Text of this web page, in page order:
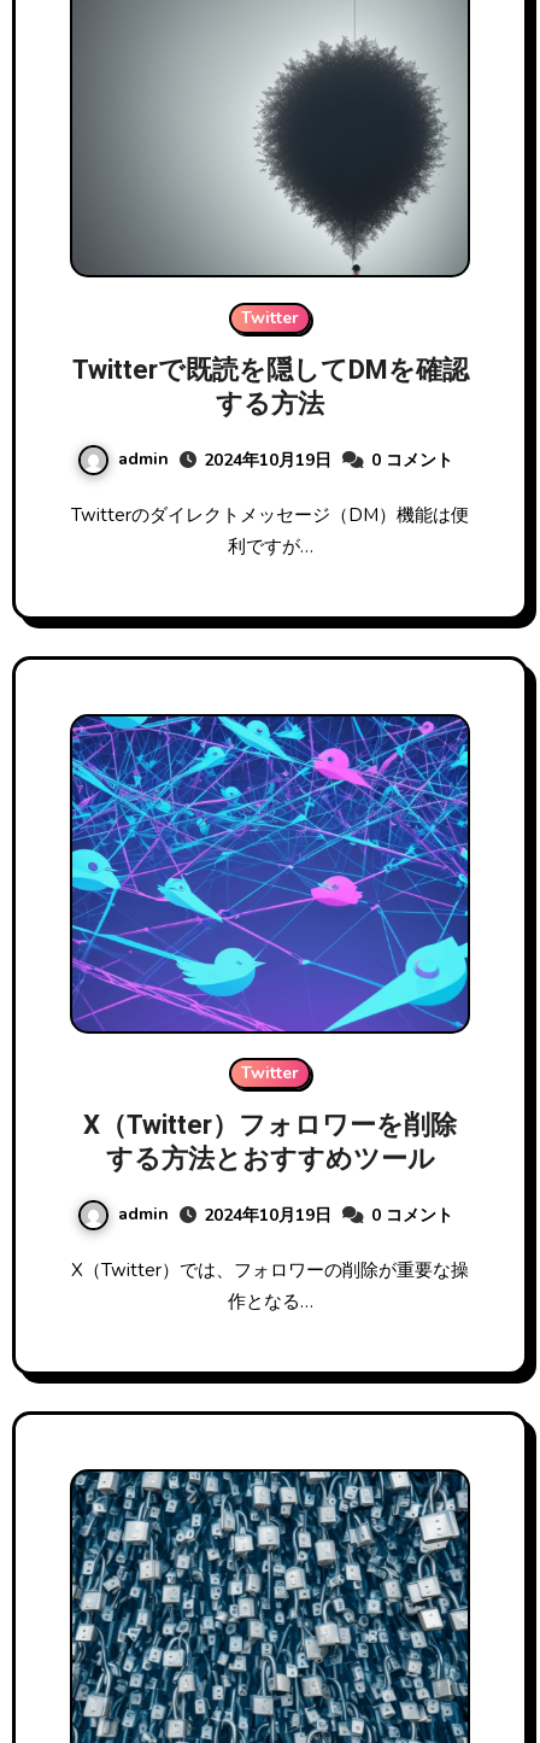
Twitter
Twitterで既読を隠してDMを確認
する方法
admin 2024年10月19日 0 コメント
Twitterのダイレクトメッセージ（DM）機能は便
利ですが…
Twitter
X（Twitter）フォロワーを削除
する方法とおすすめツール
admin 2024年10月19日 0 コメント
X（Twitter）では、フォロワーの削除が重要な操
作となる…